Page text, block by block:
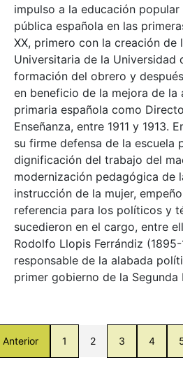
impulso a la educación popular
pública española en las
XX, primero con la creación de
Universitaria de la Universidad
formación del obrero y
en beneficio de la mejora de la
primaria española como
Enseñanza, entre 1911 y 1913.
su firme defensa de la escuela
dignificación del trabajo del
modernización pedagógica de
instrucción de la mujer,
referencia para los políticos y
sucedieron en el cargo, entre
Rodolfo Llopis Ferrándiz
responsable de la alabada
primer gobierno de la Segunda
Anterior 1 2 3 4